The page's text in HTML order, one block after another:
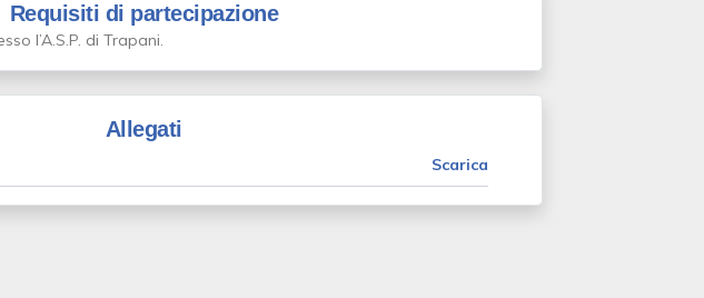
Requisiti di partecipazione
l’A.S.P. di Trapani.
Allegati
Scarica